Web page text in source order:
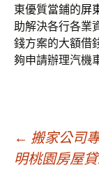
東優質當鋪的屏
助解決各行各業
錢方案的大額借
夠申請辦理汽機
文
← 搬家公司
明桃園房屋